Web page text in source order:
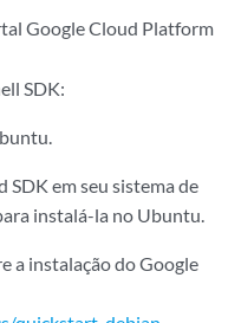
Google Cloud Platform
SDK:
SDK em seu sistema de
instalá-la no Ubuntu.
a instalação do Google